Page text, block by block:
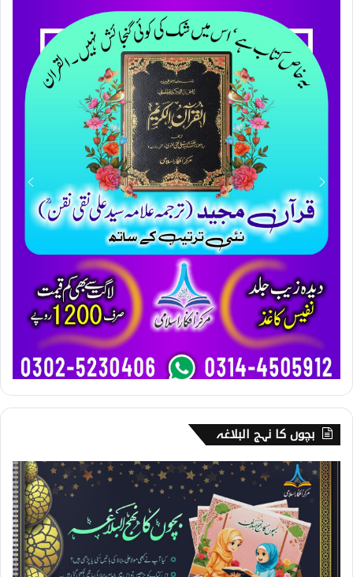
بچوں کا نہج البلاغہ